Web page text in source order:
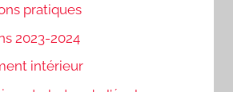
pratiques
2023-2024
intérieur